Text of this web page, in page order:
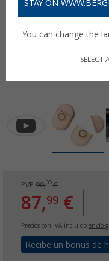
PVP 90,00€
87,99 €
Precios con IVA incluido envío
Recibe un bonus de
STAY ON
You can change the
SELECT